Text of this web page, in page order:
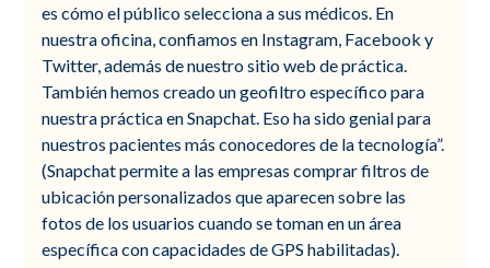
es cómo el público selecciona a sus médicos. En
nuestra oficina, confiamos en Instagram, Facebook y
Twitter, además de nuestro sitio web de práctica.
También hemos creado un geofiltro específico para
nuestra práctica en Snapchat. Eso ha sido genial para
nuestros pacientes más conocedores de la tecnología”.
(Snapchat permite a las empresas comprar filtros de
ubicación personalizados que aparecen sobre las
fotos de los usuarios cuando se toman en un área
específica con capacidades de GPS habilitadas).